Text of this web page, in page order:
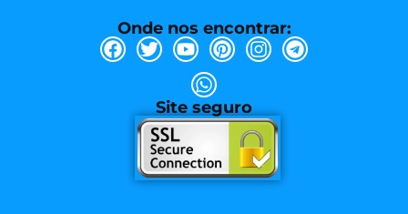
Onde nos encontrar:
Site seguro